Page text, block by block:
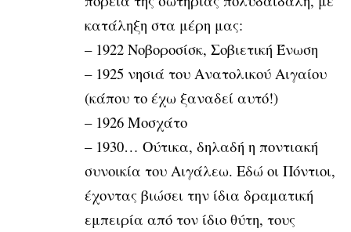
κατάληξη στα μέρη μας:
– 1922 Νοβοροσίσκ, Σοβιετική Ένωση
– 1925 νησιά του Ανατολικού Αιγαίου
(κάπου το έχω ξαναδεί αυτό!)
– 1926 Μοσχάτο
– 1930… Ούτικα, δηλαδή η ποντιακή
συνοικία του Αιγάλεω. Εδώ οι Πόντιοι,
έχοντας βιώσει την ίδια δραματική
εμπειρία από τον ίδιο θύτη, τους